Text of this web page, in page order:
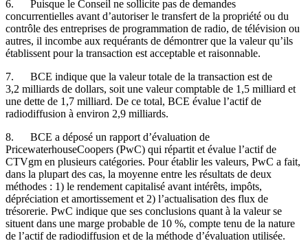
6. Puisque le Conseil ne sollicite pas de demandes
concurrentielles avant d’autoriser le transfert de la propriété ou du
contrôle des entreprises de programmation de radio, de télévision ou
autres, il incombe aux requérants de démontrer que la valeur qu’ils
établissent pour la transaction est acceptable et raisonnable.
7. BCE indique que la valeur totale de la transaction est de
3,2 milliards de dollars, soit une valeur comptable de 1,5 milliard et
une dette de 1,7 milliard. De ce total, BCE évalue l’actif de
radiodiffusion à environ 2,9 milliards.
8. BCE a déposé un rapport d’évaluation de
PricewaterhouseCoopers (PwC) qui répartit et évalue l’actif de
CTVgm en plusieurs catégories. Pour établir les valeurs, PwC a fait,
dans la plupart des cas, la moyenne entre les résultats de deux
méthodes : 1) le rendement capitalisé avant intérêts, impôts,
dépréciation et amortissement et 2) l’actualisation des flux de
trésorerie. PwC indique que ses conclusions quant à la valeur se
situent dans une marge probable de 10 %, compte tenu de la nature
de l’actif de radiodiffusion et de la méthode d’évaluation utilisée.